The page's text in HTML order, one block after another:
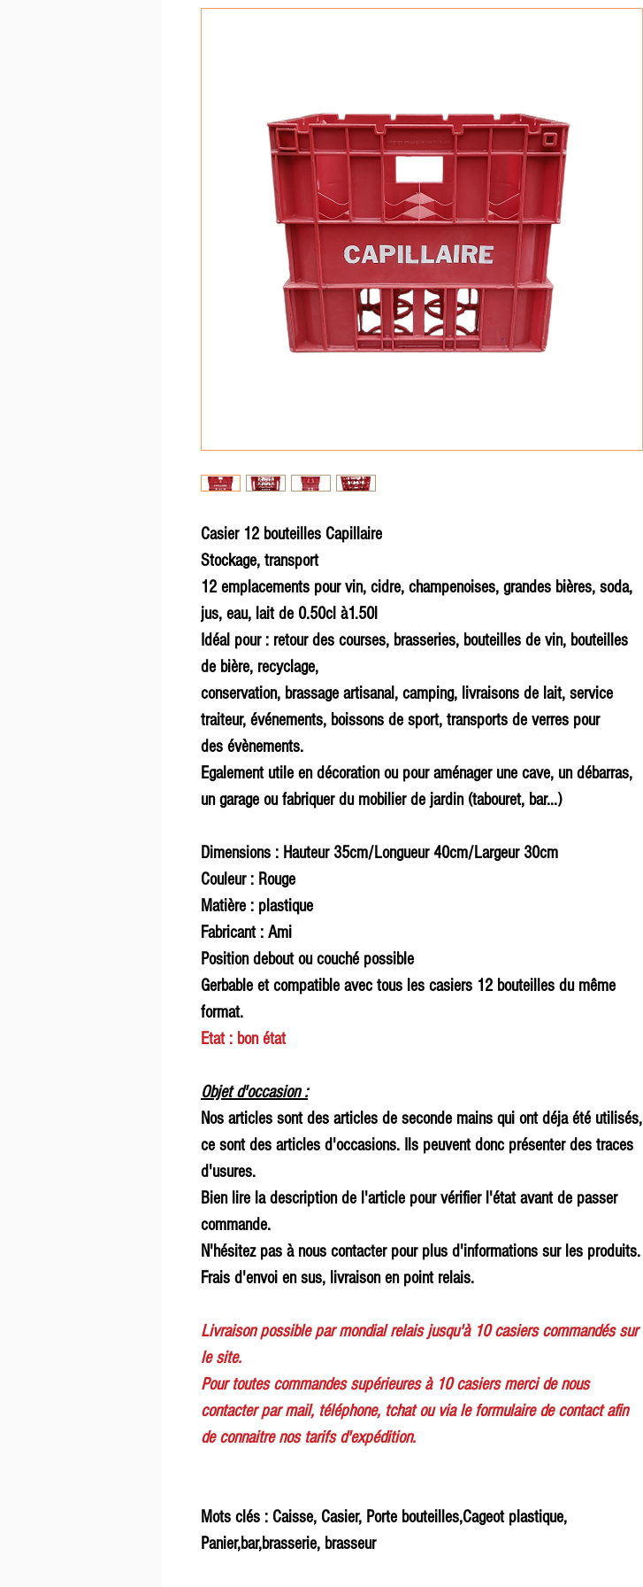
Casier 12 bouteilles Capillaire
Stockage, transport
12 emplacements pour vin, cidre, champenoises, grandes bières, soda,
jus, eau, lait de 0.50cl à1.50l
Idéal pour : retour des courses, brasseries, bouteilles de vin, bouteilles
de bière, recyclage,
conservation, brassage artisanal, camping, livraisons de lait, service
traiteur, événements, boissons de sport, transports de verres pour
des évènements.
Egalement utile en décoration ou pour aménager une cave, un débarras,
un garage ou fabriquer du mobilier de jardin (tabouret, bar...)
Dimensions : Hauteur 35cm/Longueur 40cm/Largeur 30cm
Couleur : Rouge
Matière : plastique
Fabricant : Ami
Position debout ou couché possible
Gerbable et compatible avec tous les casiers 12 bouteilles du même
format.
Etat : bon état
Objet d'occasion :
Nos articles sont des articles de seconde mains qui ont déja été utilisés,
ce sont des articles d'occasions. Ils peuvent donc présenter des traces
d'usures.
Bien lire la description de l'article pour vérifier l'état avant de passer
commande.
N'hésitez pas à nous contacter pour plus d'informations sur les produits.
Frais d'envoi en sus, livraison en point relais.
Livraison possible par mondial relais jusqu'à 10 casiers commandés sur
le site.
Pour toutes commandes supérieures à 10 casiers merci de nous
contacter par mail, téléphone, tchat ou via le formulaire de contact afin
de connaitre nos tarifs d'expédition.
Mots clés : Caisse, Casier, Porte bouteilles,Cageot plastique,
Panier,bar,brasserie, brasseur